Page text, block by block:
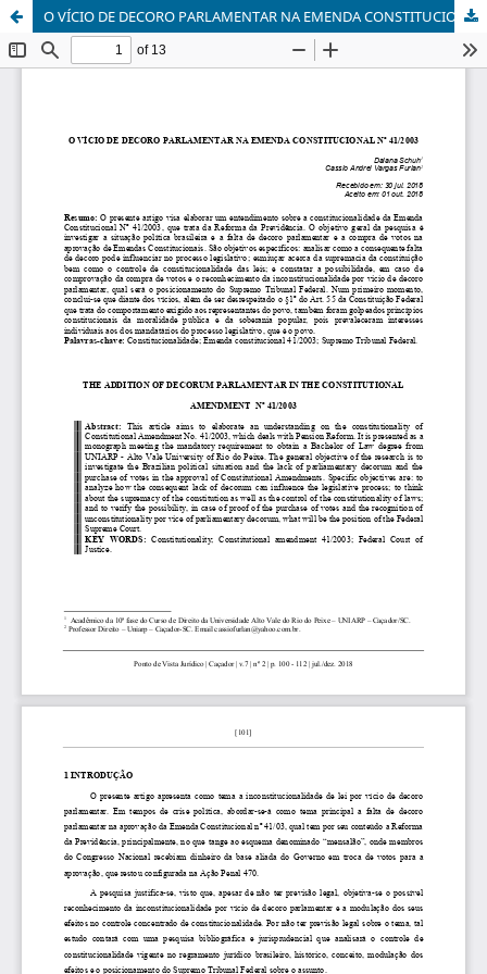
O VÍCIO DE DECORO PARLAMENTAR NA EMENDA CONSTITUCIONAL Nº 41/2003